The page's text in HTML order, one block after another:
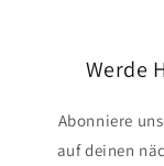
Werde
Abonniere
auf deinen